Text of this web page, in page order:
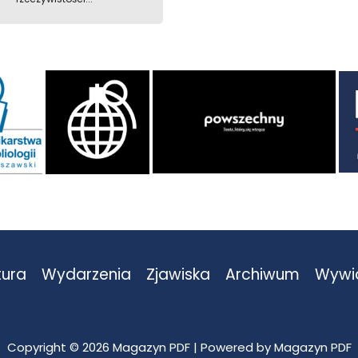
Wydarzenia Zjawiska Archiwum
Copyright © 2026 Magazyn PDF | Powered by Magazyn PDF